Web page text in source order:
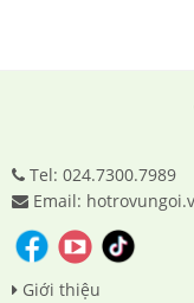
Tel: 024.7300.7989
Email:
Giới thiệu